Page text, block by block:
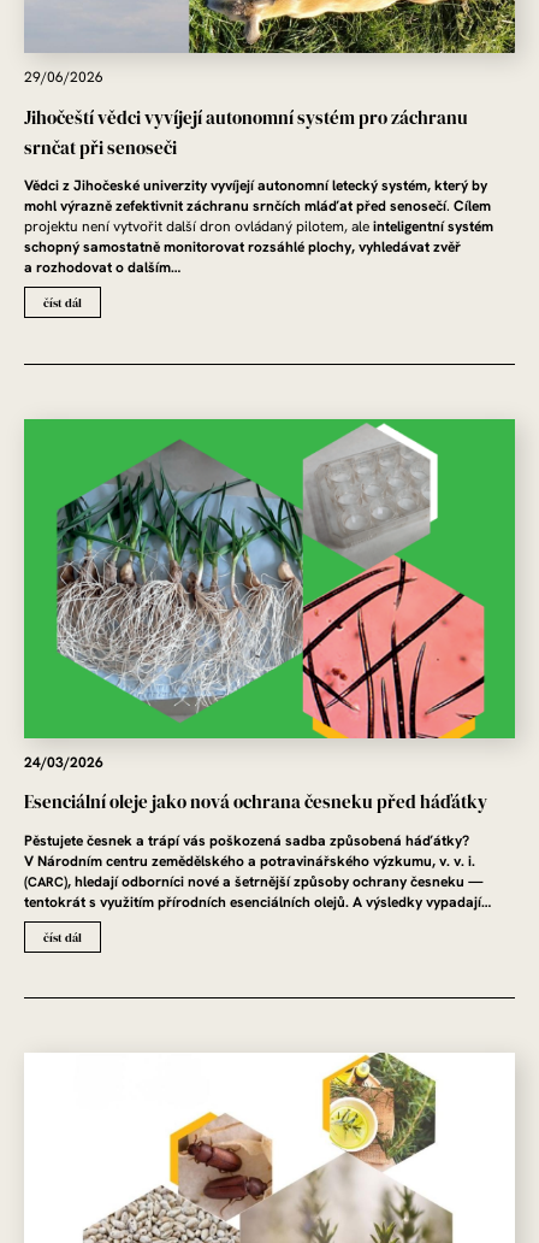
29/06/2026
Jihočeští vědci vyvíjejí autonomní systém pro záchranu
srnčat při senoseči
Vědci z Jihočeské univerzity vyvíjejí autonomní letecký systém, který by
mohl výrazně zefektivnit záchranu srnčích mláďat před senosečí. Cílem
projektu není vytvořit další dron ovládaný pilotem, aleinteligentní systém
schopný samostatně monitorovat rozsáhlé plochy, vyhledávat zvěř
a rozhodovat o dalším…
číst dál
24/03/2026
Esenciální oleje jako nová ochrana česneku před háďátky
Pěstujete česnek a trápí vás poškozená sadba způsobená háďátky?
V Národním centru zemědělského a potravinářského výzkumu, v. v. i.
(CARC), hledají odborníci nové a šetrnější způsoby ochrany česneku —
tentokrát s využitím přírodních esenciálních olejů. A výsledky vypadají…
číst dál